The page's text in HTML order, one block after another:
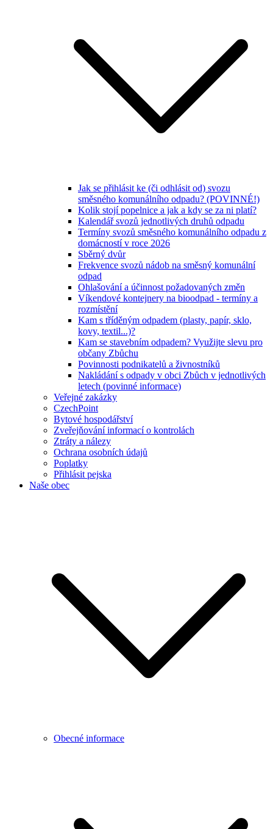
Jak se přihlásit ke (či odhlásit od) svozu
směsného komunálního odpadu? (POVINNÉ!)
Kolik stojí popelnice a jak a kdy se za ni platí?
Kalendář svozů jednotlivých druhů odpadu
Termíny svozů směsného komunálního odpadu z
domácností v roce 2026
Sběrný dvůr
Frekvence svozů nádob na směsný komunální
odpad
Ohlašování a účinnost požadovaných změn
Víkendové kontejnery na bioodpad - termíny a
rozmístění
Kam s tříděným odpadem (plasty, papír, sklo,
kovy, textil...)?
Kam se stavebním odpadem? Využijte slevu pro
občany Zbůchu
Povinnosti podnikatelů a živnostníků
Nakládání s odpady v obci Zbůch v jednotlivých
letech (povinné informace)
Veřejné zakázky
CzechPoint
Bytové hospodářství
Zveřejňování informací o kontrolách
Ztráty a nálezy
Ochrana osobních údajů
Poplatky
Přihlásit pejska
Naše obec
Obecné informace